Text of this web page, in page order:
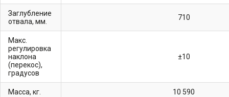
Заглубление
отвала, мм.
710
Макс.
регулировка
наклона
(перекос),
градусов
±10
Масса, кг. 10 590